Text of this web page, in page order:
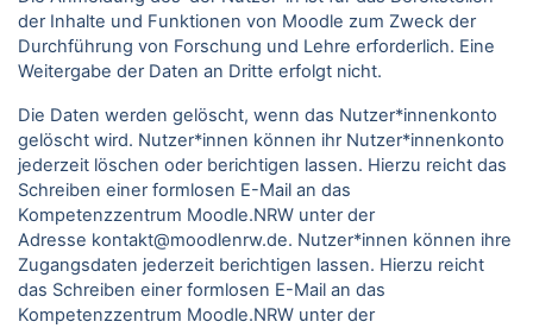
der Inhalte und Funktionen von Moodle zum Zweck der
Durchführung von Forschung und Lehre erforderlich. Eine
Weitergabe der Daten an Dritte erfolgt nicht.
Die Daten werden gelöscht, wenn das Nutzer*innenkonto
gelöscht wird. Nutzer*innen können ihr Nutzer*innenkonto
jederzeit löschen oder berichtigen lassen. Hierzu reicht das
Schreiben einer formlosen E-Mail an das
Kompetenzzentrum Moodle.NRW unter der
Adresse kontakt@moodlenrw.de. Nutzer*innen können ihre
Zugangsdaten jederzeit berichtigen lassen. Hierzu reicht
das Schreiben einer formlosen E-Mail an das
Kompetenzzentrum Moodle.NRW unter der